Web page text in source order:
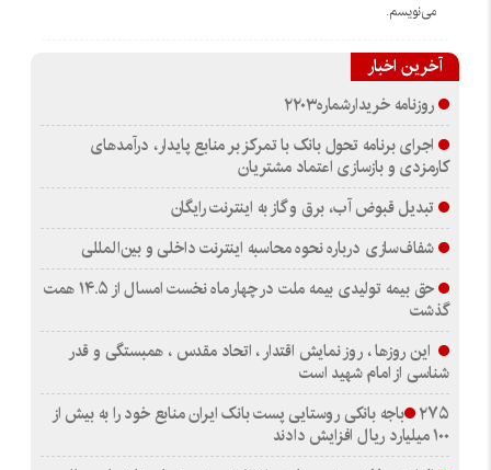
می‌نویسم.
آخرین اخبار
روزنامه خریدارشماره۲۲۰۳
اجرای برنامه تحول بانک با تمرکز بر منابع پایدار، درآمدهای
کارمزدی و بازسازی اعتماد مشتریان
تبدیل قبوض آب، برق و گاز به اینترنت رایگان
شفاف‌سازی درباره نحوه محاسبه اینترنت داخلی و بین‌المللی
حق بیمه تولیدی بیمه ملت در چهار ماه نخست امسال از ۱۴.۵ همت
گذشت
این روزها ، روز نمایش اقتدار ، اتحاد مقدس ، همبستگی و قدر
شناسی از امام شهید است
۲۷۵باجه بانکی روستایی پست بانک ایران منابع خود را به بیش از
۱۰۰ میلیارد ریال افزایش دادند